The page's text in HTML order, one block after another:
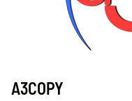
A3COPY